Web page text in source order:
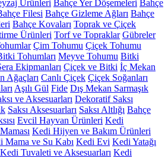
Ürünleri Bahçe Yer Döşemeleri Bahçe
Filesi Bahçe Gizleme Ağları Bahçe
Bahçe Kovaları Toprak ve Çiçek
Ürünleri Torf ve Topraklar Gübreler
Çim Tohumu Çiçek Tohumu
Tohumları Meyve Tohumu Bitki
Ekipmanları Çiçek ve Bitki İç Mekan
Ağaçları Canlı Çiçek Çiçek Soğanları
Aşılı Gül Fide Dış Mekan Sarmaşık
ve Aksesuarları Dekoratif Saksı
Saksı Aksesuarları Saksı Altlığı Bahçe
Evcil Hayvan Ürünleri Kedi
Kedi Hijyen ve Bakım Ürünleri
Mama ve Su Kabı Kedi Evi Kedi Yatağı
Kedi Tuvaleti ve Aksesuarları Kedi